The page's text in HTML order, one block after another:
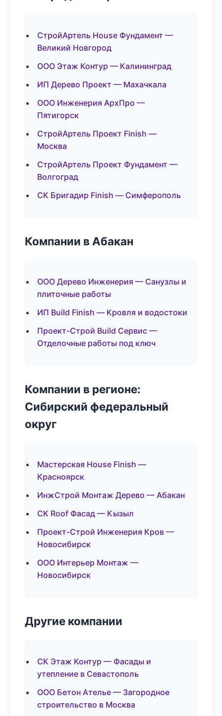
СтройАртель House Фундамент —
Великий Новгород
ООО Этаж Контур — Калининград
ИП Дерево Проект — Махачкала
ООО Инженерия АрхПро —
Пятигорск
СтройАртель Проект Finish —
Москва
СтройАртель Проект Фундамент —
Волгоград
СК Бригадир Finish — Симферополь
Компании в Абакан
ООО Дерево Инженерия — Санузлы и
плиточные работы
ИП Build Finish — Кровля и водостоки
Проект-Строй Build Сервис —
Отделочные работы под ключ
Компании в регионе:
Сибирский федеральный
округ
Мастерская House Finish —
Красноярск
ИнжСтрой Монтаж Дерево — Абакан
СК Roof Фасад — Кызыл
Проект-Строй Инженерия Кров —
Новосибирск
ООО Интерьер Монтаж —
Новосибирск
Другие компании
СК Этаж Контур — Фасады и
утепление в Севастополь
ООО Бетон Ателье — Загородное
строительство в Москва